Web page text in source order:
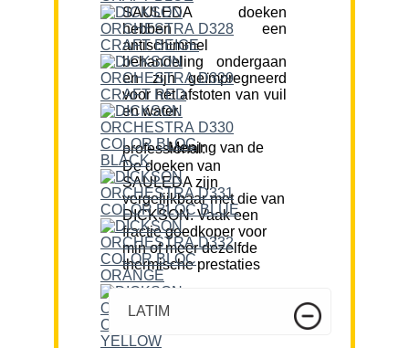
SAULEDA doeken
hebben een
antischimmel
behandeling ondergaan
en zijn geïmpregneerd
voor het afstoten van vuil
en water.
Mening van de professional:
De doeken van
SAULEDA zijn
vergelijkbaar met die van
DICKSON. Vaak een
fractie goedkoper voor
min of meer dezelfde
thermische prestaties
LATIM